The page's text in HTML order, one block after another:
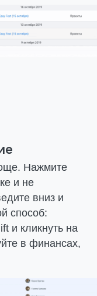
Нажмите
и не
вниз и
способ:
и кликнуть на
в финансах,